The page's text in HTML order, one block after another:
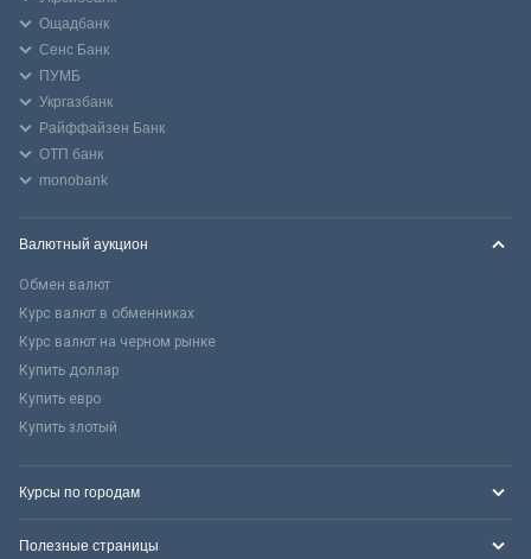
Ощадбанк
Сенс Банк
ПУМБ
Укргазбанк
Райффайзен Банк
ОТП банк
monobank
Валютный аукцион
Обмен валют
Курс валют в обменниках
Курс валют на черном рынке
Купить доллар
Купить евро
Купить злотый
Курсы по городам
Полезные страницы